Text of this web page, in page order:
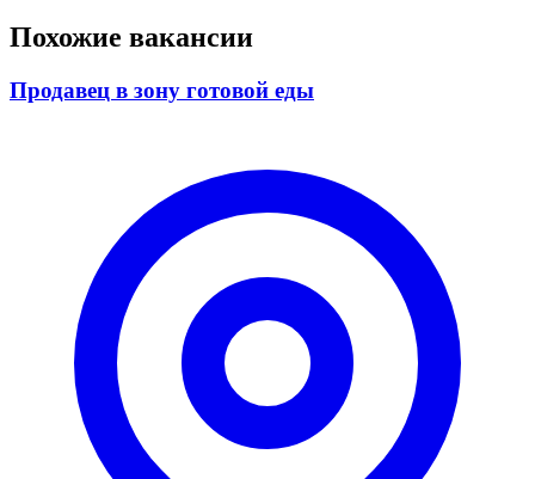
Похожие вакансии
Продавец в зону готовой еды